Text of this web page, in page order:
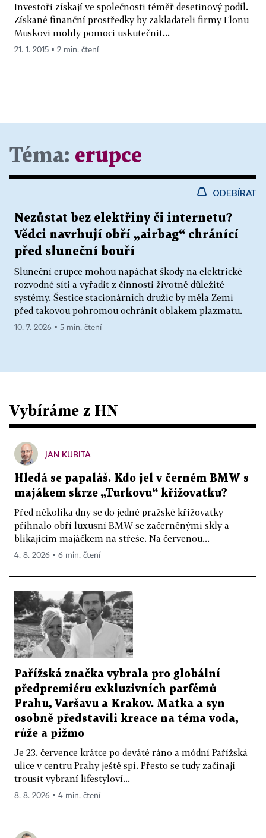
Investoři získají ve společnosti téměř desetinový podíl.
Získané finanční prostředky by zakladateli firmy Elonu
Muskovi mohly pomoci uskutečnit...
21. 1. 2015 ▪ 2 min. čtení
Téma: erupce
ODEBÍRAT
Nezůstat bez elektřiny či internetu?
Vědci navrhují obří „airbag“ chránící
před sluneční bouří
Sluneční erupce mohou napáchat škody na elektrické
rozvodné síti a vyřadit z činnosti životně důležité
systémy. Šestice stacionárních družic by měla Zemi
před takovou pohromou ochránit oblakem plazmatu.
10. 7. 2026 ▪ 5 min. čtení
Vybíráme z HN
JAN KUBITA
Hledá se papaláš. Kdo jel v černém BMW s
majákem skrze „Turkovu“ křižovatku?
Před několika dny se do jedné pražské křižovatky
přihnalo obří luxusní BMW se začerněnými skly a
blikajícím majáčkem na střeše. Na červenou...
4. 8. 2026 ▪ 6 min. čtení
Pařížská značka vybrala pro globální
předpremiéru exkluzivních parfémů
Prahu, Varšavu a Krakov. Matka a syn
osobně představili kreace na téma voda,
růže a pižmo
Je 23. července krátce po deváté ráno a módní Pařížská
ulice v centru Prahy ještě spí. Přesto se tudy začínají
trousit vybraní lifestyloví...
8. 8. 2026 ▪ 4 min. čtení